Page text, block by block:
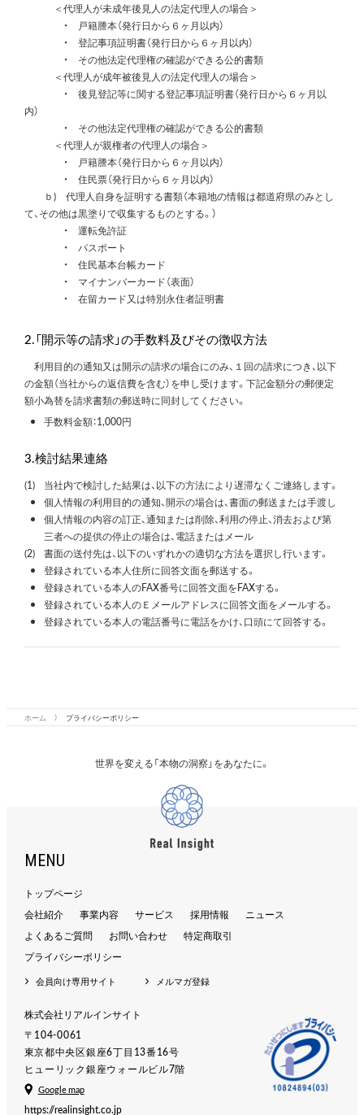
＜代理人が未成年後見人の法定代理人の場合＞
・ 戸籍謄本（発行日から６ヶ月以内）
・ 登記事項証明書（発行日から６ヶ月以内）
・ その他法定代理権の確認ができる公的書類
＜代理人が成年被後見人の法定代理人の場合＞
・ 後見登記等に関する登記事項証明書（発行日から６ヶ月以
内）
・ その他法定代理権の確認ができる公的書類
＜代理人が親権者の代理人の場合＞
・ 戸籍謄本（発行日から６ヶ月以内）
・ 住民票（発行日から６ヶ月以内）
ｂ) 代理人自身を証明する書類（本籍地の情報は都道府県のみとし
て、その他は黒塗りで収集するものとする。）
・ 運転免許証
・ パスポート
・ 住民基本台帳カード
・ マイナンバーカード（表面）
・ 在留カード又は特別永住者証明書
2.「開示等の請求」の手数料及びその徴収方法
利用目的の通知又は開示の請求の場合にのみ、１回の請求につき、以下
の金額（当社からの返信費を含む）を申し受けます。下記金額分の郵便定
額小為替を請求書類の郵送時に同封してください。
手数料金額：1,000円
3.検討結果連絡
(1)
当社内で検討した結果は、以下の方法により遅滞なくご連絡します。
個人情報の利用目的の通知、開示の場合は、書面の郵送または手渡し
個人情報の内容の訂正、通知または削除、利用の停止、消去および第
三者への提供の停止の場合は、電話またはメール
(2)
書面の送付先は、以下のいずれかの適切な方法を選択し行います。
登録されている本人住所に回答文面を郵送する。
登録されている本人のFAX番号に回答文面をFAXする。
登録されている本人のＥメールアドレスに回答文面をメールする。
登録されている本人の電話番号に電話をかけ、口頭にて回答する。
ホーム ⟩ プライバシーポリシー
世界を変える「本物の洞察」をあなたに。
MENU
トップページ
会社紹介
事業内容 サービス 採用情報
ニュース
よくあるご質問
お問い合わせ
特定商取引
プライバシーポリシー
会員向け専用サイト メルマガ登録
株式会社リアルインサイト
〒104-0061
東京都中央区銀座6丁目13番16号
ヒューリック銀座ウォールビル7階
Google map
https://realinsight.co.jp